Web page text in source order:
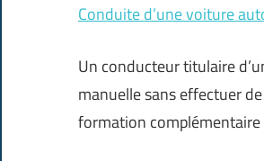
Conduite d’une voiture
Un conducteur titulaire
manuelle sans effectuer
formation